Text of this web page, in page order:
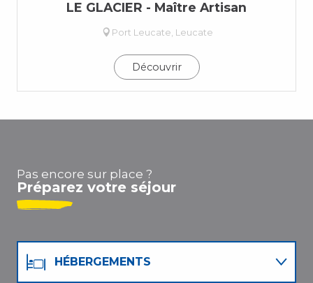
LE GLACIER - Maître Artisan
Port Leucate, Leucate
Découvrir
Pas encore sur place ?
Préparez votre séjour
HÉBERGEMENTS